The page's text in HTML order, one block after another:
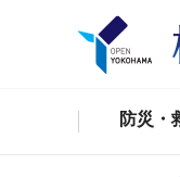
防災・